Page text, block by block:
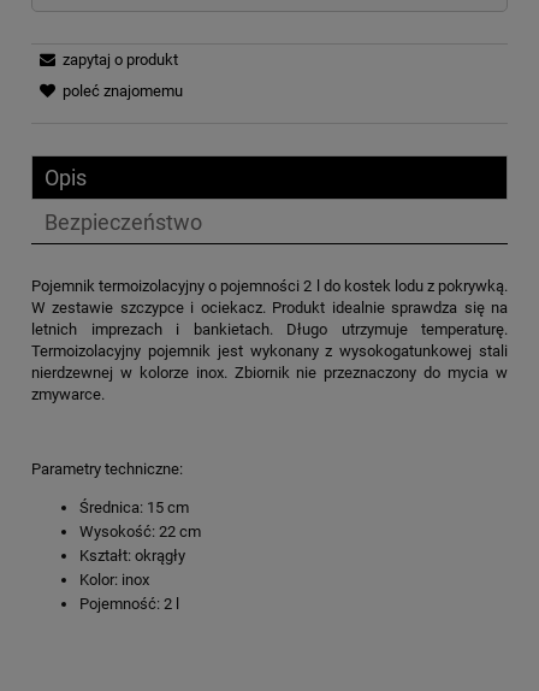
zapytaj o produkt
poleć znajomemu
Opis
Bezpieczeństwo
Pojemnik termoizolacyjny o pojemności 2 l do kostek lodu z pokrywką.
W zestawie szczypce i ociekacz. Produkt idealnie sprawdza się na
letnich imprezach i bankietach. Długo utrzymuje temperaturę.
Termoizolacyjny pojemnik jest wykonany z wysokogatunkowej stali
nierdzewnej w kolorze inox. Zbiornik nie przeznaczony do mycia w
zmywarce.
Parametry techniczne:
Średnica: 15 cm
Wysokość: 22 cm
Kształt: okrągły
Kolor: inox
Pojemność: 2 l